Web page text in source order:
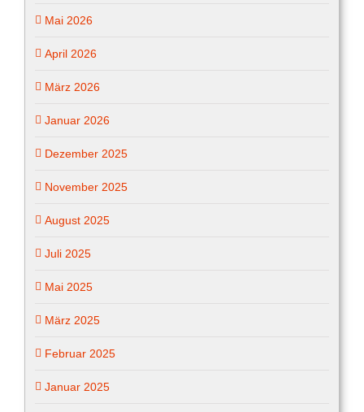
Mai 2026
April 2026
März 2026
Januar 2026
Dezember 2025
November 2025
August 2025
Juli 2025
Mai 2025
März 2025
Februar 2025
Januar 2025